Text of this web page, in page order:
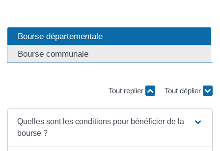
Bourse départementale
Bourse communale
Tout replier Tout déplier
Quelles sont les conditions pour bénéficier de la
bourse ?